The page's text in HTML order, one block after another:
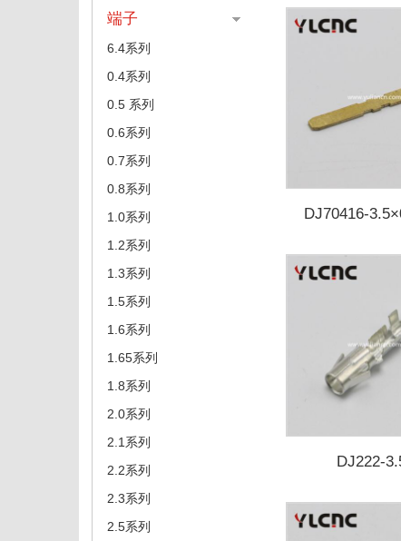
端子
6.4系列
0.4系列
0.5 系列
0.6系列
0.7系列
0.8系列
1.0系列
1.2系列
1.3系列
1.5系列
1.6系列
1.65系列
1.8系列
2.0系列
2.1系列
2.2系列
2.3系列
2.5系列
DJ70416-
DJ222-